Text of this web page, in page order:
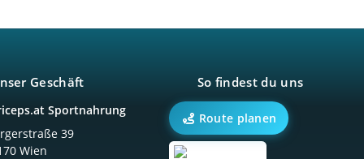
Geschäft
Sportnahrung
39
Wien
So findest du uns
Route planen